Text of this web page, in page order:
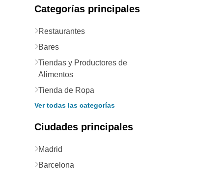
Categorías principales
Restaurantes
Bares
Tiendas y Productores de
Alimentos
Tienda de Ropa
Ver todas las categorías
Ciudades principales
Madrid
Barcelona